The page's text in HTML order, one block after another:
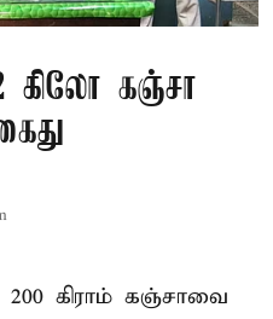
கிலோ கஞ்சா
கிராம் கஞ்சாவை